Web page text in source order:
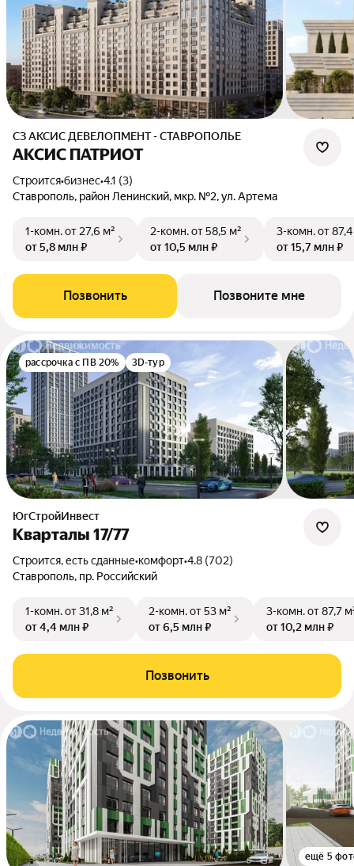
СЗ АКСИС ДЕВЕЛОПМЕНТ - СТАВРОПОЛЬЕ
АКСИС ПАТРИОТ
Строится•бизнес•4.1 (3)
Ставрополь, район Ленинский, мкр. №2, ул. Артема
1-комн.от 27,6 м²
от 5,8 млн ₽
2-комн.от 58,5 м²
от 10,5 млн ₽
3-комн.от
от 15,7 млн ₽
Позвонить Позвоните мне
рассрочка с ПВ 20% 3D-тур
ЮгСтройИнвест
Кварталы 17/77
Строится, есть сданные•комфорт•4.8 (702)
Ставрополь, пр. Российский
1-комн.от 31,8 м²
от 4,4 млн ₽
2-комн.от 53 м²
от 6,5 млн ₽
3-комн.от 87,7
от 10,2 млн ₽
Позвонить
ещё 5